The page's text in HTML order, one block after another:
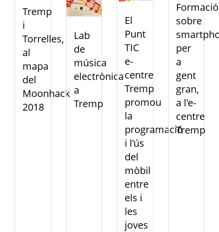
Tremp
i
Torrelles,
al
mapa
del
Moonhack
2018
Lab
de
música
electrònica
a
Tremp
El
Punt
TIC
e-
centre
Tremp
promou
la
programació
i l'ús
del
mòbil
entre
els i
les
joves
Formació
sobre
per
a
gent
gran,
a l'e-
centre
Tremp